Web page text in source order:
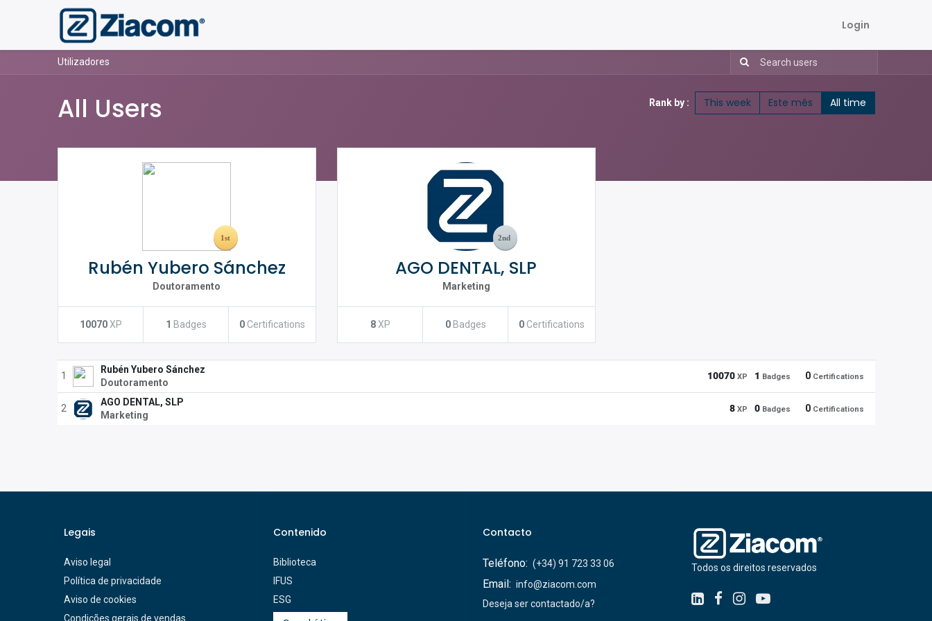
Login
Utilizadores
All Users Rank by : This week Este mês All time
Rubén Yubero Sánchez
Doutoramento
10070 XP 1 Badges 0 Certifications
AGO DENTAL, SLP
Marketing
8 XP 0 Badges 0 Certifications
1
Rubén Yubero Sánchez
Doutoramento
10070 XP 1 Badges 0 Certifications
2
AGO DENTAL, SLP
Marketing
8 XP 0 Badges 0 Certifications
Legais
Aviso legal
Política de privacidade
Aviso de cookies
Condições gerais de vendas
Contenido
Biblioteca
IFUS
ESG
Contacto
Teléfono: (+34) 91 723 33 06
Email: info@ziacom.com
Deseja ser contactado/a?
Todos os direitos reservados